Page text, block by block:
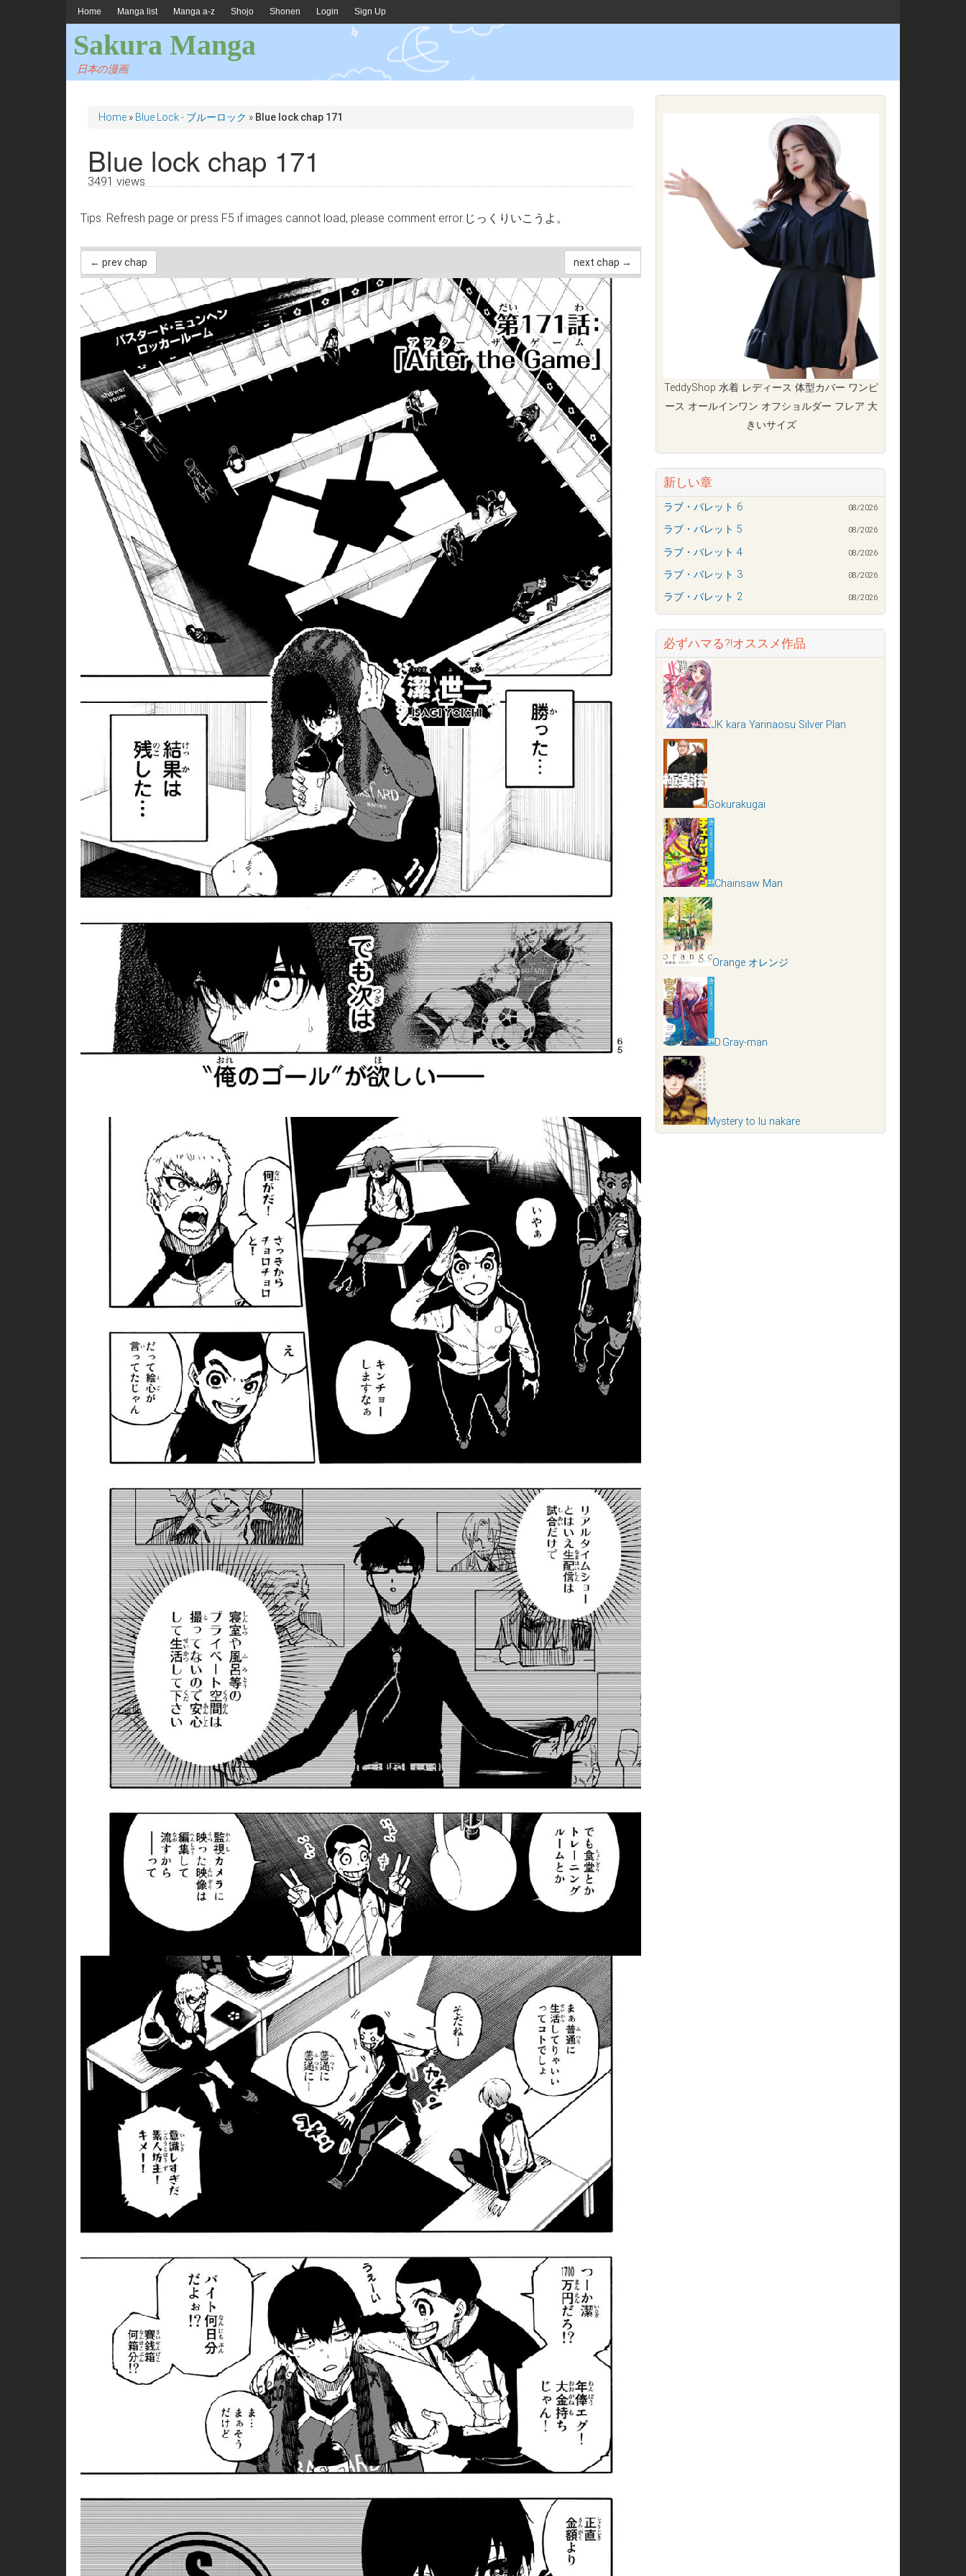
Home Manga list Manga a-z Shojo Shonen Login Sign Up
Sakura Manga
日本の漫画
Home » Blue Lock - ブルーロック » Blue lock chap 171
Blue lock chap 171
3491 views
Tips: Refresh page or press F5 if images cannot load, please comment error.じっくりいこうよ。
← prev chap next chap →
TeddyShop 水着 レディース 体型カバー ワンピ
ース オールインワン オフショルダー フレア 大
きいサイズ
新しい章
ラブ・バレット 6 08/2026
ラブ・バレット 5 08/2026
ラブ・バレット 4 08/2026
ラブ・バレット 3 08/2026
ラブ・バレット 2 08/2026
必ずハマる?!オススメ作品
JK kara Yarinaosu Silver Plan
Gokurakugai
Chainsaw Man
Orange オレンジ
D.Gray-man
Mystery to Iu nakare